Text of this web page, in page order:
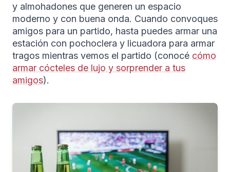
y almohadones que generen un espacio
moderno y con buena onda. Cuando convoques
amigos para un partido, hasta puedes armar una
estación con pochoclera y licuadora para armar
tragos mientras vemos el partido (conocé cómo
armar cócteles de lujo y sorprender a tus
amigos).